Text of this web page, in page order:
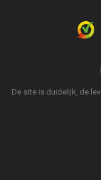
De site is duidelijk, de